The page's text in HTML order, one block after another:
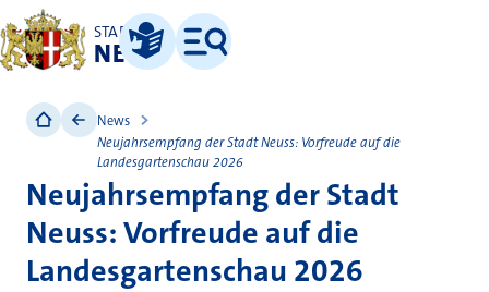
STADT
NEUSS
Leichte Sprache
Menü
News
Neujahrsempfang der Stadt Neuss: Vorfreude auf die
Landesgartenschau 2026
Neujahrsempfang der Stadt
Neuss: Vorfreude auf die
Landesgartenschau 2026